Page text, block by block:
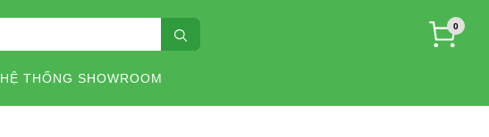
0
HỆ THỐNG SHOWROOM